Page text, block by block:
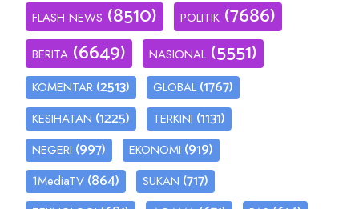
FLASH NEWS (8510) POLITIK (7686)
BERITA (6649) NASIONAL (5551)
KOMENTAR (2513) GLOBAL (1767)
KESIHATAN (1225) TERKINI (1131)
NEGERI (997) EKONOMI (919)
1MediaTV (864) SUKAN (717)